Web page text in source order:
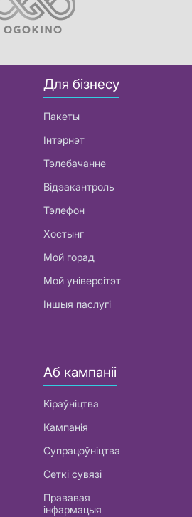
Для бізнесу
Пакеты
Інтэрнэт
Тэлебачанне
Відэакантроль
Тэлефон
Хостынг
Мой горад
Мой універсітэт
Іншыя паслугі
Аб кампаніі
Кіраўніцтва
Кампанія
Супрацоўніцтва
Сеткі сувязі
Прававая
інфармацыя